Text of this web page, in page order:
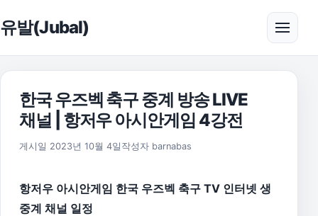
유발(Jubal) 메뉴
한국 우즈벡 축구 중계 방송 LIVE
채널 | 항저우 아시안게임 4강전
게시일 2023년 10월 4일 2026년 8월 1일
작성자 barnabas
항저우 아시안게임 한국 우즈벡 축구 TV 인터넷 생
중계 채널 일정